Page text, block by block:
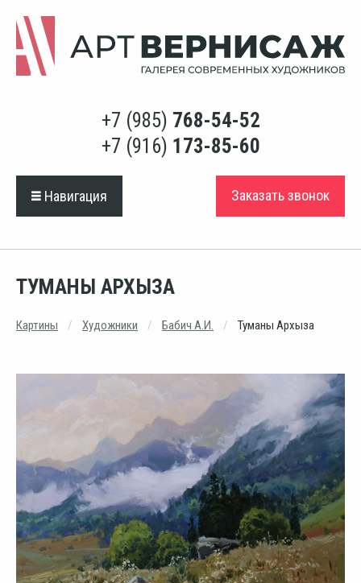
+7 (985) 768-54-52
+7 (916) 173-85-60
Навигация Заказать звонок
ТУМАНЫ АРХЫЗА
Картины Художники Бабич А.И. Туманы Архыза